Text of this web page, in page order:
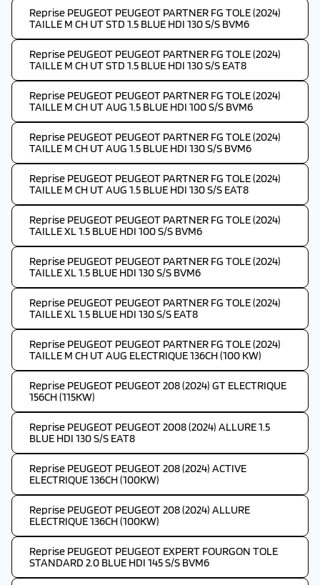
Reprise PEUGEOT PEUGEOT PARTNER FG TOLE (2024)
TAILLE M CH UT STD 1.5 BLUE HDI 130 S/S BVM6
Reprise PEUGEOT PEUGEOT PARTNER FG TOLE (2024)
TAILLE M CH UT STD 1.5 BLUE HDI 130 S/S EAT8
Reprise PEUGEOT PEUGEOT PARTNER FG TOLE (2024)
TAILLE M CH UT AUG 1.5 BLUE HDI 100 S/S BVM6
Reprise PEUGEOT PEUGEOT PARTNER FG TOLE (2024)
TAILLE M CH UT AUG 1.5 BLUE HDI 130 S/S BVM6
Reprise PEUGEOT PEUGEOT PARTNER FG TOLE (2024)
TAILLE M CH UT AUG 1.5 BLUE HDI 130 S/S EAT8
Reprise PEUGEOT PEUGEOT PARTNER FG TOLE (2024)
TAILLE XL 1.5 BLUE HDI 100 S/S BVM6
Reprise PEUGEOT PEUGEOT PARTNER FG TOLE (2024)
TAILLE XL 1.5 BLUE HDI 130 S/S BVM6
Reprise PEUGEOT PEUGEOT PARTNER FG TOLE (2024)
TAILLE XL 1.5 BLUE HDI 130 S/S EAT8
Reprise PEUGEOT PEUGEOT PARTNER FG TOLE (2024)
TAILLE M CH UT AUG ELECTRIQUE 136CH (100 KW)
Reprise PEUGEOT PEUGEOT 208 (2024) GT ELECTRIQUE
156CH (115KW)
Reprise PEUGEOT PEUGEOT 2008 (2024) ALLURE 1.5
BLUE HDI 130 S/S EAT8
Reprise PEUGEOT PEUGEOT 208 (2024) ACTIVE
ELECTRIQUE 136CH (100KW)
Reprise PEUGEOT PEUGEOT 208 (2024) ALLURE
ELECTRIQUE 136CH (100KW)
Reprise PEUGEOT PEUGEOT EXPERT FOURGON TOLE
STANDARD 2.0 BLUE HDI 145 S/S BVM6